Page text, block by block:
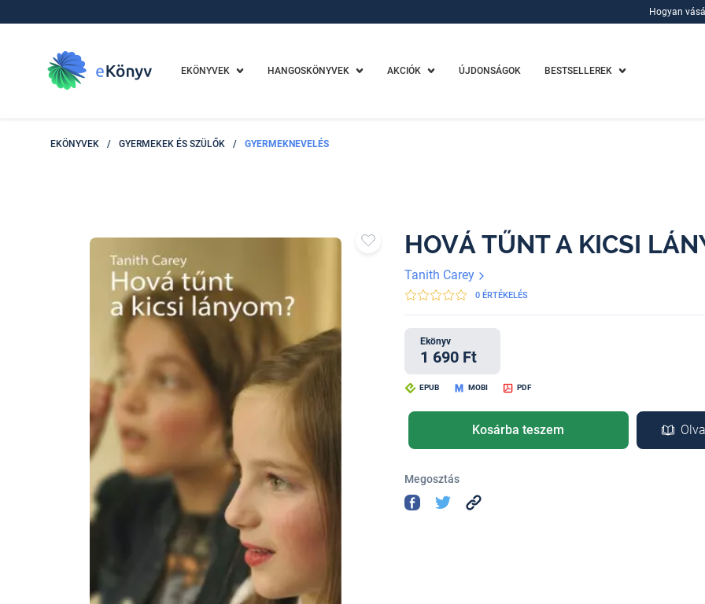
Hogyan
EKÖNYVEK HANGOSKÖNYVEK AKCIÓK ÚJDONSÁGOK BESTSELLEREK
EKÖNYVEK / GYERMEKEK ÉS SZÜLŐK / GYERMEKNEVELÉS
HOVÁ TŰNT A KICSI
Tanith Carey
0 ÉRTÉKELÉS
Ekönyv
1 690 Ft
EPUB MOBI PDF
Kosárba teszem
Megosztás